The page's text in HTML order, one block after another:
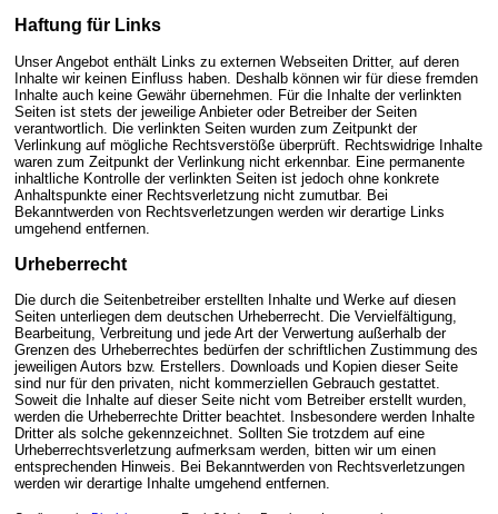
Haftung für Links
Unser Angebot enthält Links zu externen Webseiten Dritter, auf deren
Inhalte wir keinen Einfluss haben. Deshalb können wir für diese fremden
Inhalte auch keine Gewähr übernehmen. Für die Inhalte der verlinkten
Seiten ist stets der jeweilige Anbieter oder Betreiber der Seiten
verantwortlich. Die verlinkten Seiten wurden zum Zeitpunkt der
Verlinkung auf mögliche Rechtsverstöße überprüft. Rechtswidrige Inhalte
waren zum Zeitpunkt der Verlinkung nicht erkennbar. Eine permanente
inhaltliche Kontrolle der verlinkten Seiten ist jedoch ohne konkrete
Anhaltspunkte einer Rechtsverletzung nicht zumutbar. Bei
Bekanntwerden von Rechtsverletzungen werden wir derartige Links
umgehend entfernen.
Urheberrecht
Die durch die Seitenbetreiber erstellten Inhalte und Werke auf diesen
Seiten unterliegen dem deutschen Urheberrecht. Die Vervielfältigung,
Bearbeitung, Verbreitung und jede Art der Verwertung außerhalb der
Grenzen des Urheberrechtes bedürfen der schriftlichen Zustimmung des
jeweiligen Autors bzw. Erstellers. Downloads und Kopien dieser Seite
sind nur für den privaten, nicht kommerziellen Gebrauch gestattet.
Soweit die Inhalte auf dieser Seite nicht vom Betreiber erstellt wurden,
werden die Urheberrechte Dritter beachtet. Insbesondere werden Inhalte
Dritter als solche gekennzeichnet. Sollten Sie trotzdem auf eine
Urheberrechtsverletzung aufmerksam werden, bitten wir um einen
entsprechenden Hinweis. Bei Bekanntwerden von Rechtsverletzungen
werden wir derartige Inhalte umgehend entfernen.